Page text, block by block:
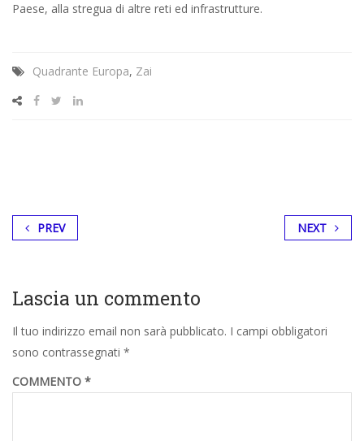
Paese, alla stregua di altre reti ed infrastrutture.
Quadrante Europa, Zai
PREV NEXT
Lascia un commento
Il tuo indirizzo email non sarà pubblicato. I campi obbligatori
sono contrassegnati *
COMMENTO *